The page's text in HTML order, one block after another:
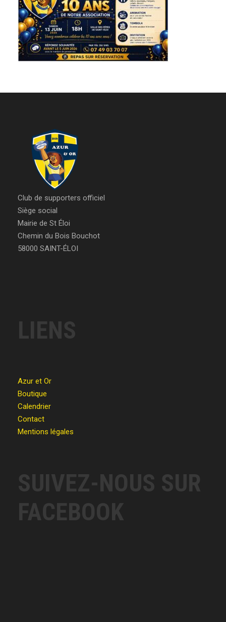
Club de supporters officiel
Siège social
Mairie de St Éloi
Chemin du Bois Bouchot
58000 SAINT-ÉLOI
LIENS
Azur et Or
Boutique
Calendrier
Contact
Mentions légales
SUIVEZ-NOUS SUR
FACEBOOK